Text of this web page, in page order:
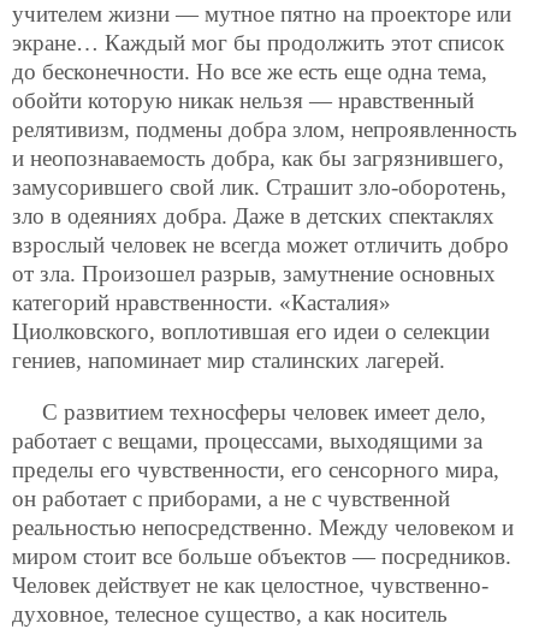
учителем жизни — мутное пятно на проекторе или
экране… Каждый мог бы продолжить этот список
до бесконечности. Но все же есть еще одна тема,
обойти которую никак нельзя — нравственный
релятивизм, подмены добра злом, непроявленность
и неопознаваемость добра, как бы загрязнившего,
замусорившего свой лик. Страшит зло-оборотень,
зло в одеяниях добра. Даже в детских спектаклях
взрослый человек не всегда может отличить добро
от зла. Произошел разрыв, замутнение основных
категорий нравственности. «Касталия»
Циолковского, воплотившая его идеи о селекции
гениев, напоминает мир сталинских лагерей.
С развитием техносферы человек имеет дело,
работает с вещами, процессами, выходящими за
пределы его чувственности, его сенсорного мира,
он работает с приборами, а не с чувственной
реальностью непосредственно. Между человеком и
миром стоит все больше объектов — посредников.
Человек действует не как целостное, чувственно-
духовное, телесное существо, а как носитель